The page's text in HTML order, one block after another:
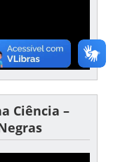
Ciência –